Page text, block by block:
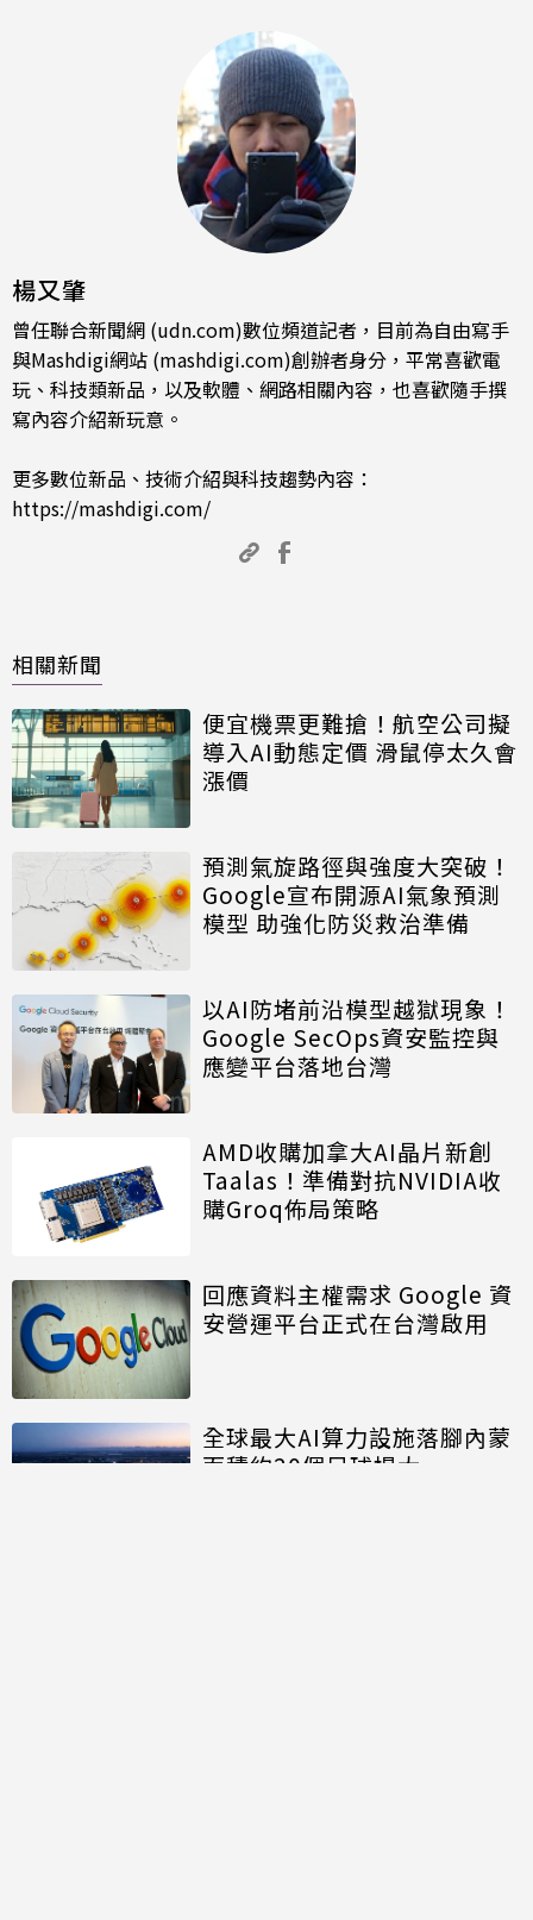
楊又肇
曾任聯合新聞網 (udn.com)數位頻道記者，目前為自由寫手
與Mashdigi網站 (mashdigi.com)創辦者身分，平常喜歡電
玩、科技類新品，以及軟體、網路相關內容，也喜歡隨手撰
寫內容介紹新玩意。
更多數位新品、技術介紹與科技趨勢內容：
https://mashdigi.com/
相關新聞
便宜機票更難搶！航空公司擬
導入AI動態定價 滑鼠停太久會
漲價
預測氣旋路徑與強度大突破！
Google宣布開源AI氣象預測
模型 助強化防災救治準備
以AI防堵前沿模型越獄現象！
Google SecOps資安監控與
應變平台落地台灣
AMD收購加拿大AI晶片新創
Taalas！準備對抗NVIDIA收
購Groq佈局策略
回應資料主權需求 Google 資
安營運平台正式在台灣啟用
全球最大AI算力設施落腳內蒙
面積約20個足球場大